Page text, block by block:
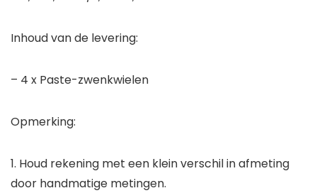
Inhoud van de levering:
– 4 x Paste-zwenkwielen
Opmerking:
1. Houd rekening met een klein verschil in afmeting
door handmatige metingen.